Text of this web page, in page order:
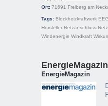
Ort: 71691 Freiberg am
Tags: Blockheizkraftwerk EEG
Hersteller Netzanschluss
Windenergie Windkraft
EnergieMagazin
EnergieMagazin